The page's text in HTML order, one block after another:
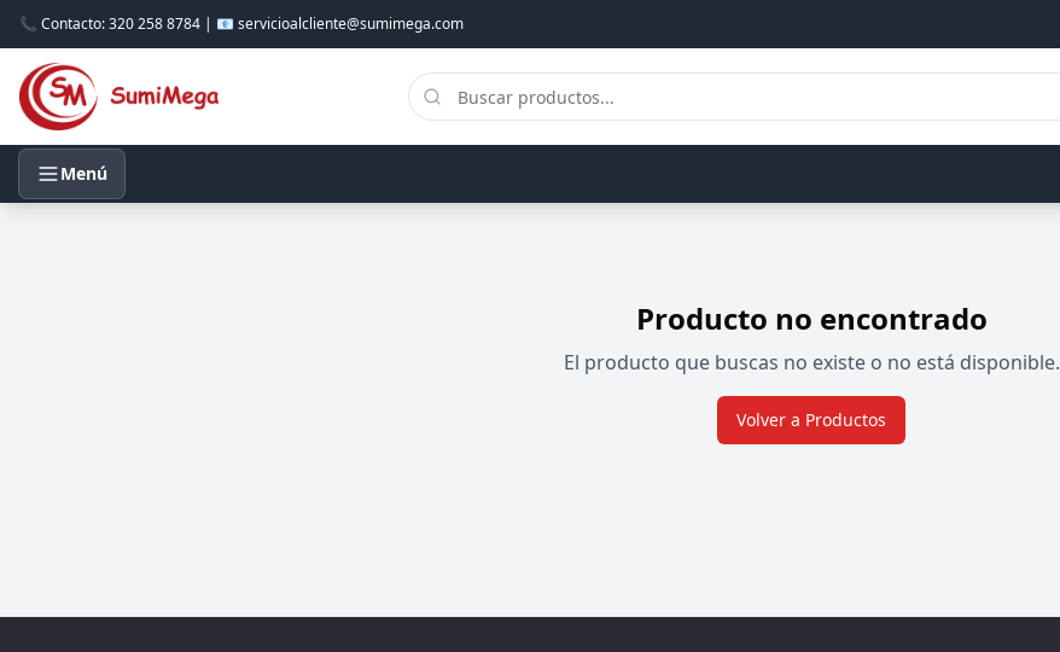
📞 Contacto: 320 258 8784 | 📧 servicioalcliente@sumimega.com
Menú
Producto no encontrado
El producto que buscas no existe o no está disponible.
Volver a Productos